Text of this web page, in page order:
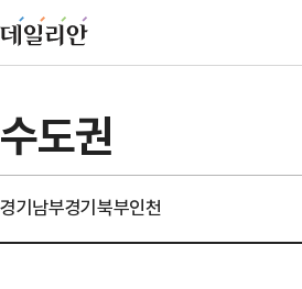
수도권
경기남부경기북부인천